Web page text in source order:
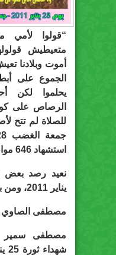
“قولوا لأمي
متعيطيش
أموت وبلادنا
الجموع على
يحلموا لكن
الرصاص على
للصلاة لم تتح
استشهاد 646 مواطنًا.
يناير 2011، ومن بينهم:
مصطفى الصاوي